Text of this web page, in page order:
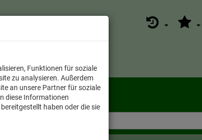
Funktionen für soziale
zu analysieren. Außerdem
an unsere Partner für soziale
diese Informationen
haben oder die sie